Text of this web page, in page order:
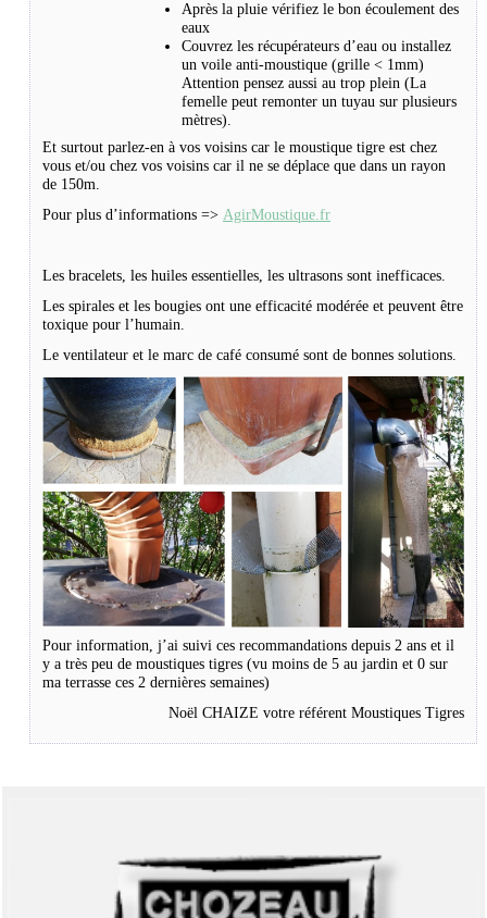
Après la pluie vérifiez le bon écoulement des
eaux
Couvrez les récupérateurs d’eau ou installez
un voile anti-moustique (grille < 1mm)
Attention pensez aussi au trop plein (La
femelle peut remonter un tuyau sur plusieurs
mètres).
Et surtout parlez-en à vos voisins car le moustique tigre est chez
vous et/ou chez vos voisins car il ne se déplace que dans un rayon
de 150m.
Pour plus d’informations => AgirMoustique.fr
Les bracelets, les huiles essentielles, les ultrasons sont inefficaces.
Les spirales et les bougies ont une efficacité modérée et peuvent être
toxique pour l’humain.
Le ventilateur et le marc de café consumé sont de bonnes solutions.
Pour information, j’ai suivi ces recommandations depuis 2 ans et il
y a très peu de moustiques tigres (vu moins de 5 au jardin et 0 sur
ma terrasse ces 2 dernières semaines)
Noël CHAIZE votre référent Moustiques Tigres